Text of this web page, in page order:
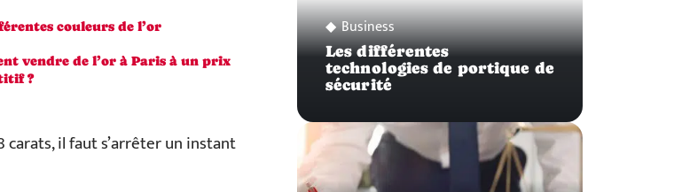
couleurs de l’or
vendre de l’or à Paris à un prix
?
carats, il faut s’arrêter un instant
Business
Les différentes
technologies de portique de
sécurité